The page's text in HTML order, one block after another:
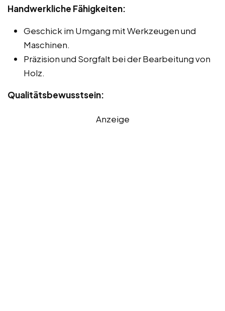
Handwerkliche Fähigkeiten:
Geschick im Umgang mit Werkzeugen und
Maschinen.
Präzision und Sorgfalt bei der Bearbeitung von
Holz.
Qualitätsbewusstsein:
Anzeige